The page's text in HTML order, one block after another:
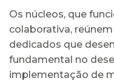
Os núcleos, que
colaborativa,
dedicados que
fundamental no
implementação de